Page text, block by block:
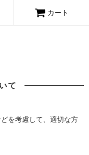
カート
て
を考慮して、適切な方